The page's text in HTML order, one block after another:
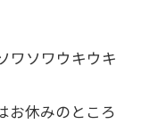
ワソワウキウキ
お休みのところ